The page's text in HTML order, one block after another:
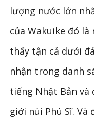
lượng nước lớn
của Wakuike đó
thấy tận cả dưới
nhận trong danh
tiếng Nhật Bản và
giới núi Phú Sĩ.